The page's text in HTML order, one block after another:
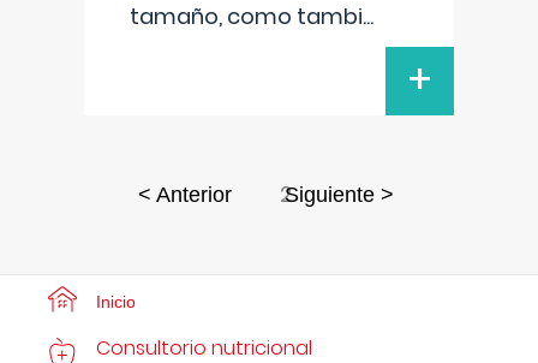
tamaño, como tambi...
+
< Anterior 2Siguiente >
Inicio
Consultorio nutricional